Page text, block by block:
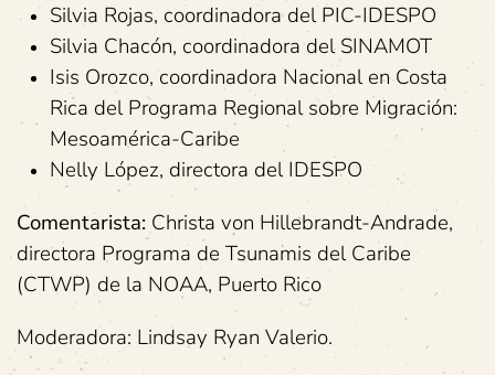
Silvia Rojas, coordinadora del PIC-IDESPO
Silvia Chacón, coordinadora del SINAMOT
Isis Orozco, coordinadora Nacional en Costa
Rica del Programa Regional sobre Migración:
Mesoamérica-Caribe
Nelly López, directora del IDESPO
Comentarista: Christa von Hillebrandt-Andrade,
directora Programa de Tsunamis del Caribe
(CTWP) de la NOAA, Puerto Rico
Moderadora: Lindsay Ryan Valerio.